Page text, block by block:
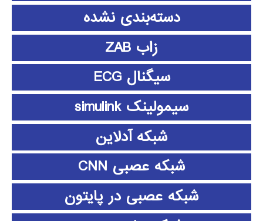
دسته‌بندی نشده
زاب ZAB
سیگنال ECG
سیمولینک simulink
شبکه آدلاین
شبکه عصبی CNN
شبکه عصبی در پایتون